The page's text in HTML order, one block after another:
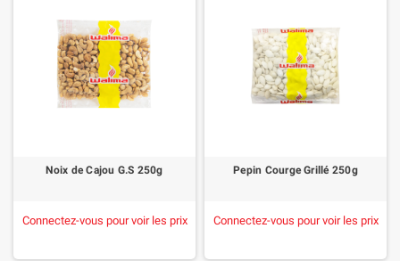
Noix de Cajou G.S 250g
Connectez-vous pour voir les prix
Pepin Courge Grillé 250g
Connectez-vous pour voir les prix